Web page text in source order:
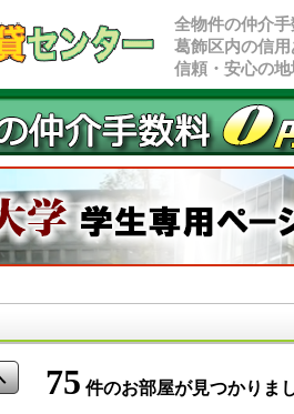
全物件の仲介
葛飾区内の信
信頼・安心の
75 件のお部屋が見つかりま